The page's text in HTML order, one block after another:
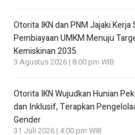
Otorita IKN dan PNM Jajaki Kerja
Pembiayaan UMKM Menuju
Kemiskinan 2035
3 Agustus 2026 | 8:00 pm WIB
Otorita IKN Wujudkan Hunian
dan Inklusif, Terapkan
Gender
31 Juli 2026 | 4:00 pm WIB